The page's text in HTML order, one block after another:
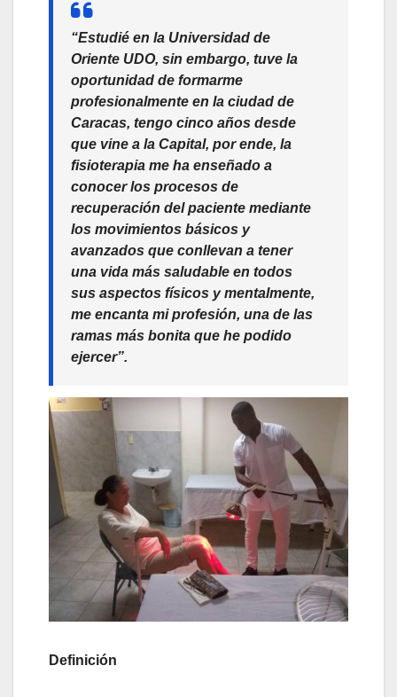
“Estudié en la Universidad de
Oriente UDO, sin embargo, tuve la
oportunidad de formarme
profesionalmente en la ciudad de
Caracas, tengo cinco años desde
que vine a la Capital, por ende, la
fisioterapia me ha enseñado a
conocer los procesos de
recuperación del paciente mediante
los movimientos básicos y
avanzados que conllevan a tener
una vida más saludable en todos
sus aspectos físicos y mentalmente,
me encanta mi profesión, una de las
ramas más bonita que he podido
ejercer”.
Definición